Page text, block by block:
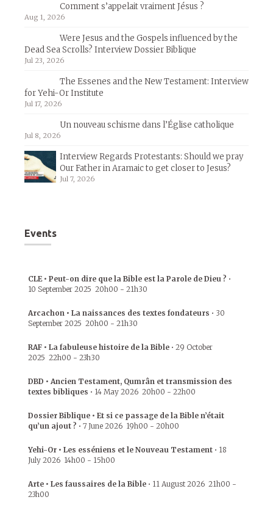
Comment s’appelait vraiment Jésus ?
Aug 1, 2026
Were Jesus and the Gospels influenced by the
Dead Sea Scrolls? Interview Dossier Biblique
Jul 23, 2026
The Essenes and the New Testament: Interview
for Yehi-Or Institute
Jul 17, 2026
Un nouveau schisme dans l’Église catholique
Jul 8, 2026
Interview Regards Protestants: Should we pray
Our Father in Aramaic to get closer to Jesus?
Jul 7, 2026
Events
CLE • Peut-on dire que la Bible est la Parole de Dieu ? •
10 September 2025 20h00 - 21h30
Arcachon • La naissances des textes fondateurs • 30
September 2025 20h00 - 21h30
RAF • La fabuleuse histoire de la Bible • 29 October
2025 22h00 - 23h30
DBD • Ancien Testament, Qumrân et transmission des
textes bibliques • 14 May 2026 20h00 - 22h00
Dossier Biblique • Et si ce passage de la Bible n’était
qu’un ajout ? • 7 June 2026 19h00 - 20h00
Yehi-Or • Les esséniens et le Nouveau Testament • 18
July 2026 14h00 - 15h00
Arte • Les faussaires de la Bible • 11 August 2026 21h00 -
23h00